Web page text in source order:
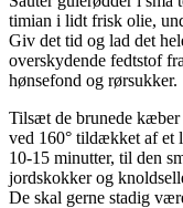
timian i lidt frisk olie,
Giv det tid og lad det
overskydende fedtstof
hønsefond og rørsukker.
Tilsæt de brunede kæber
ved 160° tildækket af et
10-15 minutter, til den
jordskokker og
De skal gerne stadig